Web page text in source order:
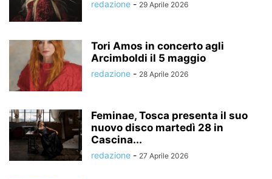
redazione - 29 Aprile 2026
Tori Amos in concerto agli
Arcimboldi il 5 maggio
redazione - 28 Aprile 2026
Feminae, Tosca presenta il suo
nuovo disco martedì 28 in
Cascina...
redazione - 27 Aprile 2026